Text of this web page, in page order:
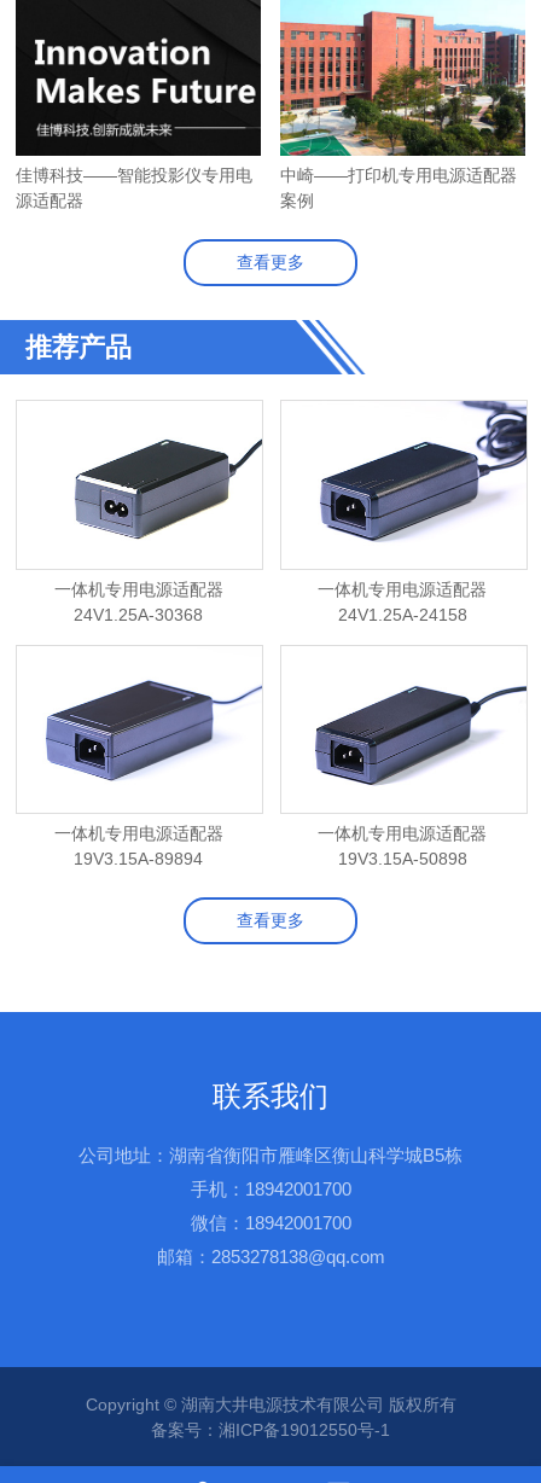
佳博科技——智能投影仪专用电
源适配器
中崎——打印机专用电源适配器
案例
查看更多
推荐产品
一体机专用电源适配器
24V1.25A-30368
一体机专用电源适配器
24V1.25A-24158
一体机专用电源适配器
19V3.15A-89894
一体机专用电源适配器
19V3.15A-50898
查看更多
联系我们
公司地址：湖南省衡阳市雁峰区衡山科学城B5栋
手机：18942001700
微信：18942001700
邮箱：2853278138@qq.com
Copyright © 湖南大井电源技术有限公司 版权所有
备案号：湘ICP备19012550号-1